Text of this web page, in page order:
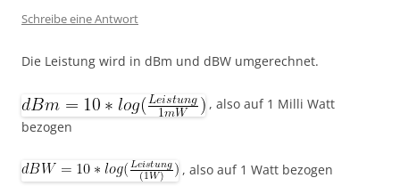
Schreibe eine Antwort
Die Leistung wird in dBm und dBW umgerechnet.
, also auf 1 Milli Watt
bezogen
, also auf 1 Watt bezogen